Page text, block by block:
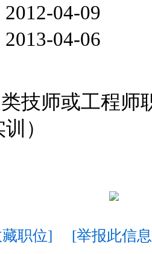
04-09
04-06
技师或工程师
）
职位] [举报此信